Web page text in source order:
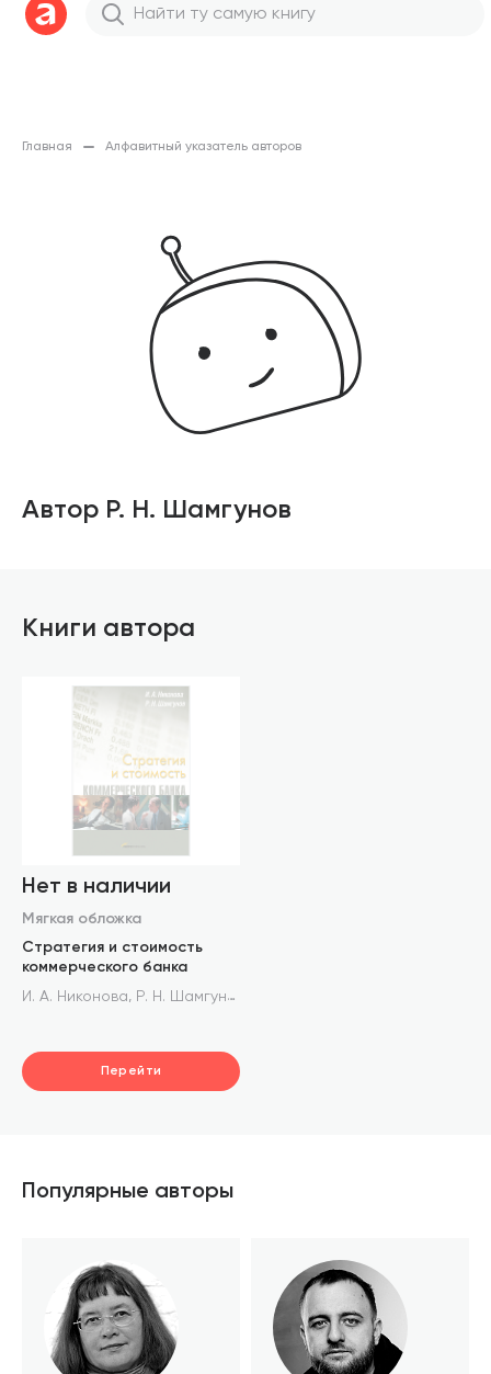
Главная Алфавитный указатель авторов
Автор Р. Н. Шамгунов
Книги автора
Нет в наличии
Мягкая обложка
Стратегия и стоимость
коммерческого банка
И. А. Никонова, Р. Н. Шамгунов
Перейти
Популярные авторы